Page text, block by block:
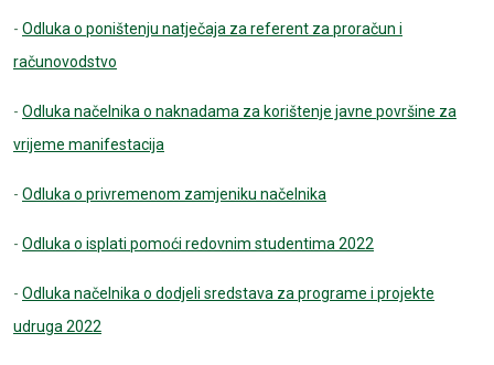
- Odluka o poništenju natječaja za referent za proračun i
računovodstvo
- Odluka načelnika o naknadama za korištenje javne površine za
vrijeme manifestacija
- Odluka o privremenom zamjeniku načelnika
- Odluka o isplati pomoći redovnim studentima 2022
- Odluka načelnika o dodjeli sredstava za programe i projekte
udruga 2022